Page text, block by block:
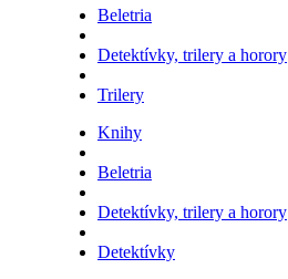
Beletria
Detektívky, trilery a horory
Trilery
Knihy
Beletria
Detektívky, trilery a horory
Detektívky